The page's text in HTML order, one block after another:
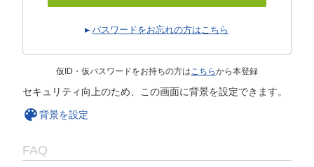
パスワードをお忘れの方はこちら
仮ID・仮パスワードをお持ちの方はこちらから本登録
セキュリティ向上のため、この画面に背景を設定できます。
背景を設定
FAQ